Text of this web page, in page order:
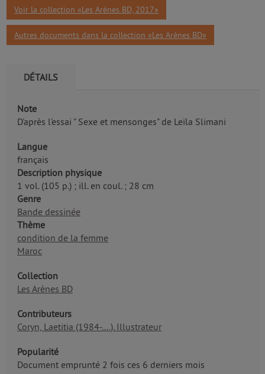
Voir la collection «Les Arènes BD, 2017»
Autres documents dans la collection «Les Arènes BD»
DÉTAILS
Note
D'après l'essai " Sexe et mensonges" de Leïla Slimani
Langue
français
Description physique
1 vol. (105 p.) ; ill. en coul. ; 28 cm
Genre
Bande dessinée
Thème
condition de la femme
Maroc
Collection
Les Arènes BD
Contributeurs
Coryn, Laetitia (1984-....). Illustrateur
Popularité
Document emprunté 2 fois ces 6 derniers mois